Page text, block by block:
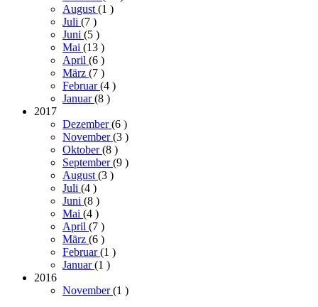
August (1 )
Juli (7 )
Juni (5 )
Mai (13 )
April (6 )
März (7 )
Februar(4 )
Januar(8 )
2017
Dezember(6 )
November(3 )
Oktober(8 )
September(9 )
August (3 )
Juli (4 )
Juni (8 )
Mai (4 )
April (7 )
März (6 )
Februar(1 )
Januar(1 )
2016
November(1 )